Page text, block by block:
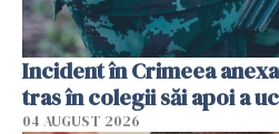
Incident în Crimeea
tras în colegii săi apoi a
04 AUGUST 2026